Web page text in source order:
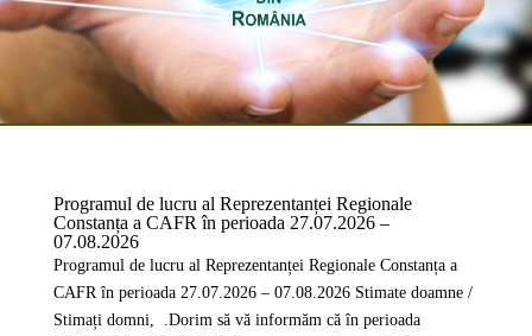
Programul de lucru al Reprezentanței Regionale
Constanța a CAFR în perioada 27.07.2026 –
07.08.2026
Programul de lucru al Reprezentanței Regionale Constanța a
CAFR în perioada 27.07.2026 – 07.08.2026 Stimate doamne /
Stimați domni, .Dorim să vă informăm că în perioada